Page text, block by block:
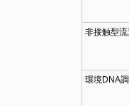
非接触型
環境DNA